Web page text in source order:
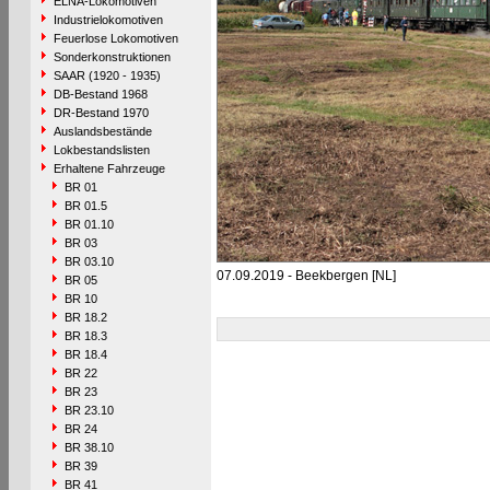
Industrielokomotiven
Feuerlose Lokomotiven
Sonderkonstruktionen
SAAR (1920 - 1935)
DB-Bestand 1968
DR-Bestand 1970
Auslandsbestände
Lokbestandslisten
Erhaltene Fahrzeuge
BR 01
BR 01.5
BR 01.10
BR 03
BR 03.10
BR 05
BR 10
BR 18.2
BR 18.3
BR 18.4
BR 22
BR 23
BR 23.10
BR 24
BR 38.10
BR 39
BR 41
07.09.2019 - Beekbergen [NL]